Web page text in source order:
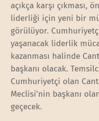
açıkça karşı çıkması,
liderliği için yeni bir
görülüyor.
yaşanacak liderlik
kazanması halinde
başkanı olacak.
Cumhuriyetçi olan
Meclisi’nin başkanı
geçecek.